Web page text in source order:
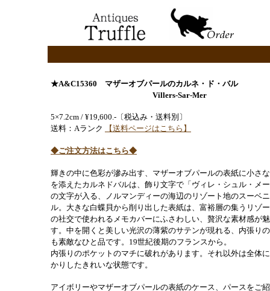
★A&C15360 マザーオブパールのカルネ・ド・バル
Villers-Sar-Mer
5×7.2cm / ¥19,600.-〔税込み・送料別〕
送料：Aランク
【送料ページはこちら】
◆ご注文方法はこちら◆
輝きの中に色彩が滲み出す、マザーオブパールの表紙に小さ
を添えたカルネドバルは、飾り文字で「ヴィレ・シュル・メ
の文字が入る、ノルマンディーの海辺のリゾート地のスーベ
ル。大きな白蝶貝から削り出した表紙は、富裕層の集うリゾ
の社交で使われるメモカバーにふさわしい、贅沢な素材感が
す。中を開くと美しい光沢の薄紫のサテンが現れる、内張り
も素敵なひと品です。19世紀後期のフランスから。
内張りのポケットのマチに破れがあります。それ以外は全体
かりしたきれいな状態です。
アイボリーやマザーオブパールの表紙のケース、パースをご